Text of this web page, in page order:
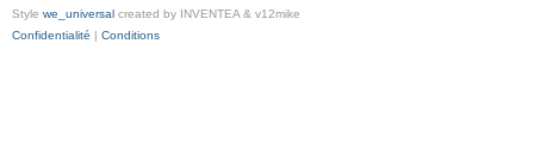
Style we_universal created by INVENTEA & v12mike
Confidentialité | Conditions